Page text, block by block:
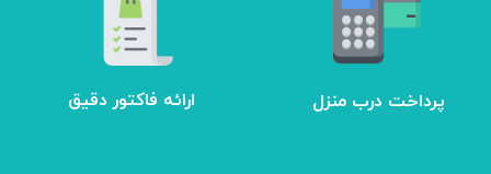
ارائه فاکتور دقیق پرداخت درب منزل